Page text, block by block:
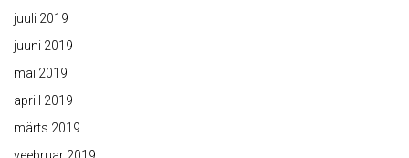
juuli 2019
juuni 2019
mai 2019
aprill 2019
märts 2019